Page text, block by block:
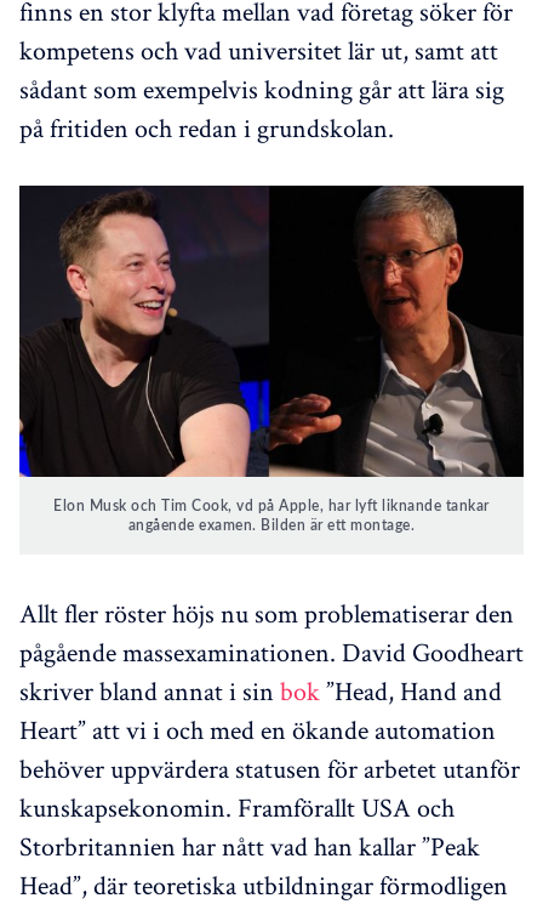
finns en stor klyfta mellan vad företag söker för
kompetens och vad universitet lär ut, samt att
sådant som exempelvis kodning går att lära sig
på fritiden och redan i grundskolan.
Elon Musk och Tim Cook, vd på Apple, har lyft liknande tankar
angående examen. Bilden är ett montage.
Allt fler röster höjs nu som problematiserar den
pågående massexaminationen. David Goodheart
skriver bland annat i sin bok”Head, Hand and
Heart” att vi i och med en ökande automation
behöver uppvärdera statusen för arbetet utanför
kunskapsekonomin. Framförallt USA och
Storbritannien har nått vad han kallar ”Peak
Head”, där teoretiska utbildningar förmodligen